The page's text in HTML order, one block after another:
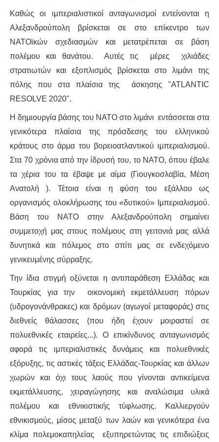
ΚΌΣΜΟΣ
ΑΝΑΤΟΛΙΚΉ ΕΥΡΏΠΗ / ΒΑΛΚΆΝΙΑ
ΔΥΤΙΚΉ ΕΥΡΏΠΗ
ΜΈΣΗ ΑΝΑΤΟΛΉ / ΒΌΡΕΙΑ ΑΦΡΙΚΉ
ΒΌΡΕΙΑ ΑΜΕΡΙΚΉ
ΛΑΤΙΝΙΚΉ ΑΜΕΡΙΚΉ
ΑΣΊΑ / ΩΚΕΑΝΊΑ
ΑΦΡΙΚΉ
ΕΡΓΑΤΙΚΌ ΚΊΝΗΜΑ
ΚΙΝΗΤΟΠΟΙΉΣΕΙΣ
ΕΙΔΉΣΕΙΣ
ΑΝΑΚΟΙΝΏΣΕΙΣ
ΑΝΑΛΎΣΕΙΣ
ΚΙΝΉΜΑΤΑ
ΚΙΝΗΤΟΠΟΙΉΣΕΙΣ
ΕΙΔΉΣΕΙΣ
ΑΝΑΚΟΙΝΏΣΕΙΣ
ΝΕΟΛΑΊΑ
Καθώς οι ιμπεριαλιστικοί ανταγωνισμοί εντείνονται η
Αλεξανδρούπολη βρίσκεται σε στο επίκεντρο των
ΝΑΤΟϊκών σχεδιασμών και μετατρέπεται σε βάση
πολέμου και θανάτου. Αυτές τις μέρες χιλιάδες
στρατιωτών και εξοπλισμός βρίσκεται στο λιμάνι της
πόλης που στα πλαίσια της άσκησης "ATLANTIC
RESOLVE 2020".
Η δημιουργία βάσης του ΝΑΤΟ στο λιμάνι εντάσσεται στα
γενικότερα πλαίσια της πρόσδεσης του ελληνικού
κράτους στο άρμα του βορειοατλαντικού ιμπεριαλισμού.
Στα 70 χρόνια από την ίδρυσή του, το ΝΑΤΟ, όπου έβαλε
τα χέρια του τα έβαψε με αίμα (Γιουγκοσλαβία, Μέση
Ανατολή ). Τέτοια είναι η φύση του εξάλλου ως
οργανισμός ολοκλήρωσης του «δυτικού» Ιμπεριαλισμού.
Βάση του ΝΑΤΟ στην Αλεξανδρούπολη σημαίνει
συμμετοχή μας στους πολέμους στη γειτονιά μας αλλά
δυνητικά και πόλεμος στο σπίτι μας σε ενδεχόμενο
γενικευμένης σύρραξης.
Την ίδια στιγμή οξύνεται η αντιπαράθεση Ελλάδας και
Τουρκίας για την οικονομική εκμετάλλευση πόρων
(υδρογονάνθρακες) και δρόμων (αγωγοί μεταφοράς) στις
διεθνείς θάλασσες (που ήδη έχουν μοιραστεί σε
πολυεθνικές εταιρείες...). Ο επικίνδυνος ανταγωνισμός
αφορά τις ιμπεριαλιστικές δυνάμεις και πολυεθνικές
εξόρυξης, τις αστικές τάξεις Ελλάδας-Τουρκίας και άλλων
χωρών και όχι τους λαούς που γίνονται αντικείμενα
εκμετάλλευσης, χειραγώγησης και αναλώσιμα υλικά
πολέμου και εθνικιστικής τύφλωσης. Kαλλιεργούν
εθνικισμούς, μίσος μεταξύ των λαών και γενικότερα ένα
κλίμα πολεμοκαπηλείας εξυπηρετώντας τις επιδιώξεις